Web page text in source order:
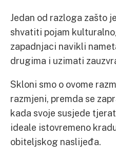
Jedan od razloga zašto
shvatiti pojam
zapadnjaci navikli
drugima i uzimati
Skloni smo o ovome
razmjeni, premda se
kada svoje susjede
ideale istovremeno
obiteljskog naslijeđa.